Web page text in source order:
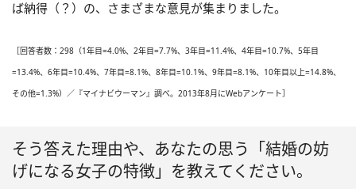
ば納得（？）の、さまざまな意見が集まりました。
［回答者数：298（1年目=4.0%、2年目=7.7%、3年目=11.4%、4年目=10.7%、5年目
=13.4%、6年目=10.4%、7年目=8.1%、8年目=10.1%、9年目=8.1%、10年目以上=14.8%、
その他=1.3%）／『マイナビウーマン』調べ。2013年8月にWebアンケート］
そう答えた理由や、あなたの思う「結婚の妨
げになる女子の特徴」を教えてください。